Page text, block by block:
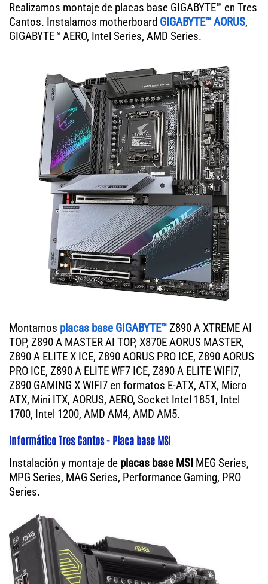
Realizamos montaje de placas base GIGABYTE™ en Tres
Cantos. Instalamos motherboard GIGABYTE™ AORUS,
GIGABYTE™ AERO, Intel Series, AMD Series.
Montamos placas base GIGABYTE™Z890 A XTREME AI
TOP, Z890 A MASTER AI TOP, X870E AORUS MASTER,
Z890 A ELITE X ICE, Z890 AORUS PRO ICE, Z890 AORUS
PRO ICE, Z890 A ELITE WF7 ICE, Z890 A ELITE WIFI7,
Z890 GAMING X WIFI7 en formatos E-ATX, ATX, Micro
ATX, Mini ITX, AORUS, AERO, Socket Intel 1851, Intel
1700, Intel 1200, AMD AM4, AMD AM5.
Informático Tres Cantos - Placa base MSI
Instalación y montaje de placas base MSI MEG Series,
MPG Series, MAG Series, Performance Gaming, PRO
Series.